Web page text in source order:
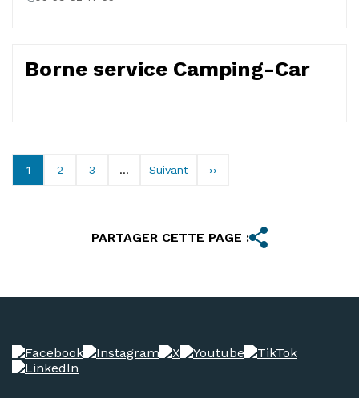
Borne service Camping-Car
1 2 3 ... Suivant ››
PARTAGER CETTE PAGE :